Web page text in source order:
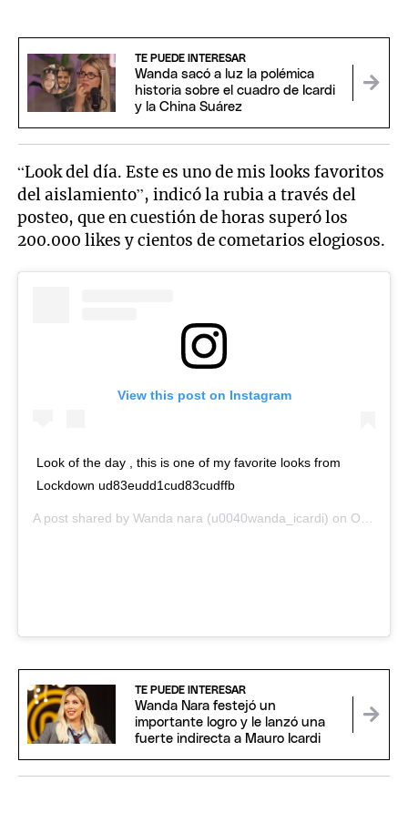
TE PUEDE INTERESAR
Wanda sacó a luz la polémica
historia sobre el cuadro de Icardi
y la China Suárez
“Look del día. Este es uno de mis looks favoritos
del aislamiento”, indicó la rubia a través del
posteo, que en cuestión de horas superó los
200.000 likes y cientos de cometarios elogiosos.
View this post on Instagram
Look of the day , this is one of my favorite looks from
Lockdown ud83eudd1cud83cudffb
A post shared byWanda nara (u0040wanda_icardi) on Oct 30, 2020 at 5:58am PDT
TE PUEDE INTERESAR
Wanda Nara festejó un
importante logro y le lanzó una
fuerte indirecta a Mauro Icardi